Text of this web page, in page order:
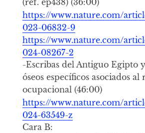
(ref. ep438) (36:00)
https://www.nature.com/
023-06832-9
https://www.nature.com/
024-08267-2
-Escribas del Antiguo Egipto
óseos específicos asociados al
ocupacional (46:00)
https://www.nature.com/
024-63549-z
Cara B: